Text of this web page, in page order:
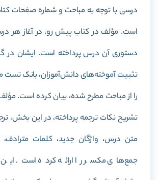
درسی با توجه به مباحث و شماره صفحات
است. مؤلف در کتاب پیش رو، در آغاز هر
دستوری آن درس پرداخته است. ایشان در
تثبیت آموخته‌های دانش‌آموزان، بانک تست
را از مباحث مطرح شده، بیان کرده‌ است.
تشریح نکات ترجمه پرداخته، در این بخش،
متن درس، واژگان جدید، کلمات
جمع‌های مکسر را ارائه کرده است. این